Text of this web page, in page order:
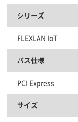
シリーズ
FLEXLAN IoT
バス仕様
PCI Express
サイズ